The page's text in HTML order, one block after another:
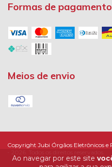
Ao navegar por este site
Formas de pagamento
Meios de envio
Copyright Jubi Órgãos Eletrônicos